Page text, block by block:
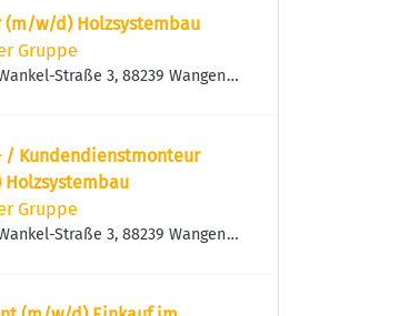
(m/w/d) Holzsystembau
Gruppe
Straße 3, 88239 Wangen
/ Kundendienstmonteur
Gruppe
Straße 3, 88239 Wangen